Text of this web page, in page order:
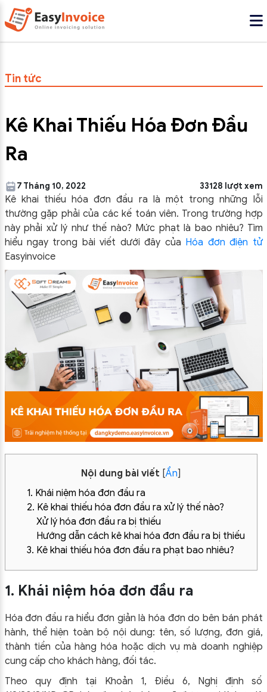
Tin tức
Kê Khai Thiếu Hóa Đơn Đầu
Ra
7 Tháng 10, 2022 33128 lượt xem
Kê khai thiếu hóa đơn đầu ra là một trong những lỗi
thường gặp phải của các kế toán viên. Trong trường hợp
này phải xử lý như thế nào? Mức phạt là bao nhiêu? Tìm
hiểu ngay trong bài viết dưới đây của Hóa đơn điện tử
Easyinvoice
Nội dung bài viết [Ẩn]
1. Khái niệm hóa đơn đầu ra
2. Kê khai thiếu hóa đơn đầu ra xử lý thế nào?
Xử lý hóa đơn đầu ra bị thiếu
Hướng dẫn cách kê khai hóa đơn đầu ra bị thiếu
3. Kê khai thiếu hóa đơn đầu ra phạt bao nhiêu?
1. Khái niệm hóa đơn đầu ra
Hóa đơn đầu ra hiểu đơn giản là hóa đơn do bên bán phát
hành, thể hiện toàn bộ nội dung: tên, số lượng, đơn giá,
thành tiền của hàng hóa hoặc dịch vụ mà doanh nghiệp
cung cấp cho khách hàng, đối tác.
Theo quy định tại Khoản 1, Điều 6, Nghị định số